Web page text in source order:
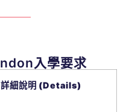
入學要求
詳細說明 (Details)